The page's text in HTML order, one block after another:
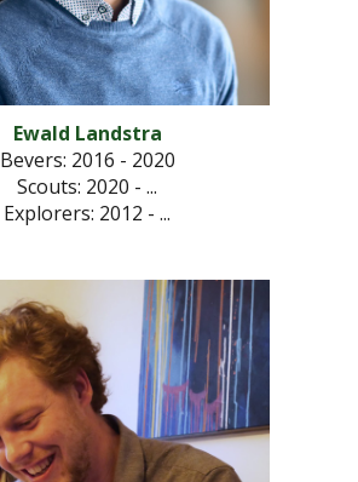
Ewald Landstra
Bevers: 2016 - 2020
Scouts: 2020 - ...
Explorers: 2012 - ...